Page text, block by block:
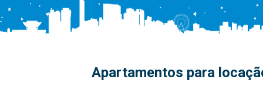
Apartamentos para